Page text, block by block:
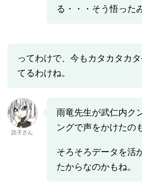
る・・・そう悟った
ってわけで、今もカタカタカ
てるわけね。
読子さん
雨竜先生が武仁内ク
ングで声をかけたの
そろそろデータを活
たからなのかもね。